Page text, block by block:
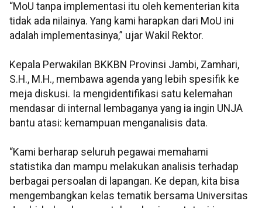
“MoU tanpa implementasi itu oleh kementerian kita
tidak ada nilainya. Yang kami harapkan dari MoU ini
adalah implementasinya,” ujar Wakil Rektor.
Kepala Perwakilan BKKBN Provinsi Jambi, Zamhari,
S.H., M.H., membawa agenda yang lebih spesifik ke
meja diskusi. Ia mengidentifikasi satu kelemahan
mendasar di internal lembaganya yang ia ingin UNJA
bantu atasi: kemampuan menganalisis data.
“Kami berharap seluruh pegawai memahami
statistika dan mampu melakukan analisis terhadap
berbagai persoalan di lapangan. Ke depan, kita bisa
mengembangkan kelas tematik bersama Universitas